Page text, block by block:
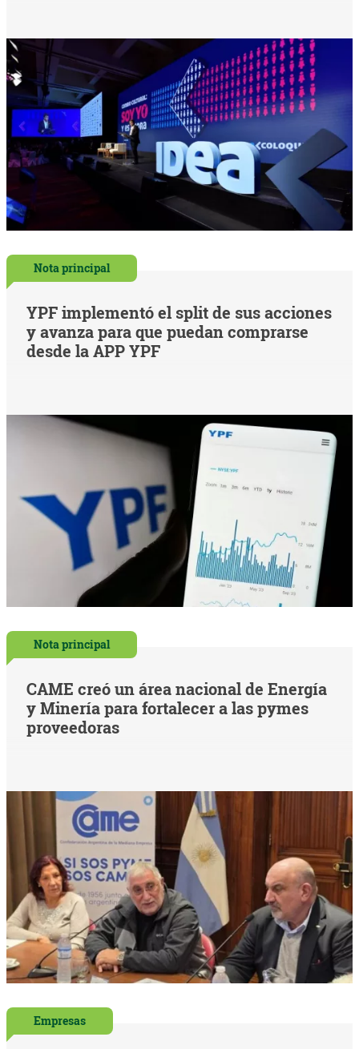
Nota principal
YPF implementó el split de sus acciones
y avanza para que puedan comprarse
desde la APP YPF
Nota principal
CAME creó un área nacional de Energía
y Minería para fortalecer a las pymes
proveedoras
Empresas